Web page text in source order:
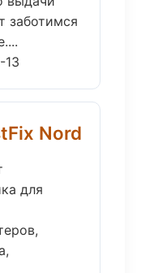
заботимся
Nord
для